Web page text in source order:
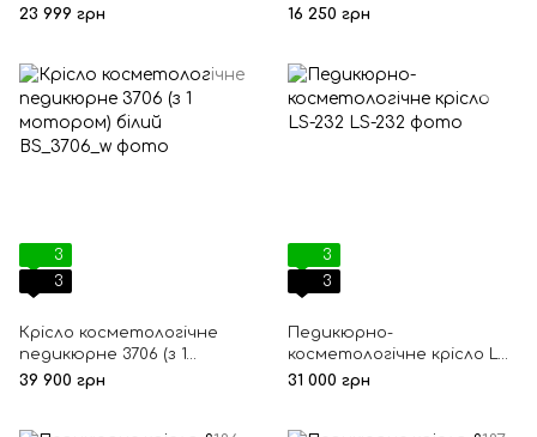
23 999 грн
16 250 грн
3
3
Крісло косметологічне
педикюрне 3706 (з 1
мотором) білий
39 900 грн
3
3
Педикюрно-
косметологічне крісло LS-
232
31 000 грн